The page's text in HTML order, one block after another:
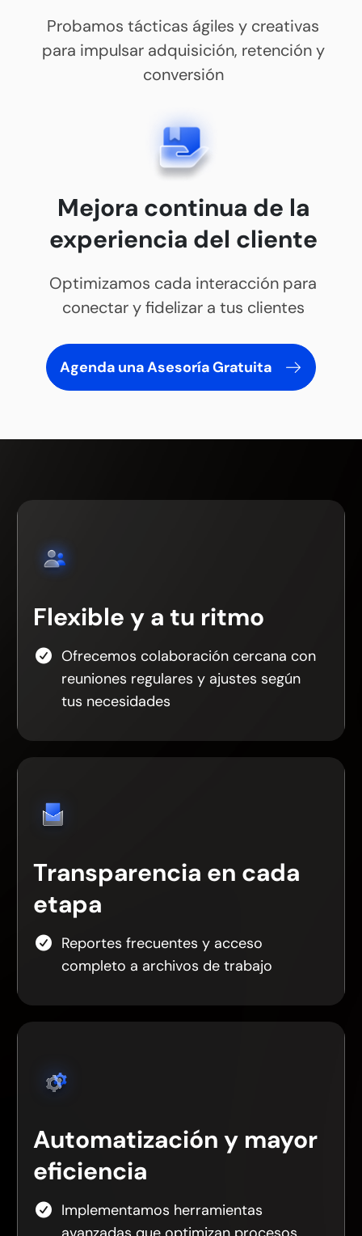
Probamos tácticas ágiles y creativas
para impulsar adquisición, retención y
conversión
Mejora continua de la
experiencia del cliente
Optimizamos cada interacción para
conectar y fidelizar a tus clientes
Agenda una Asesoría Gratuita
Flexible y a tu ritmo
Ofrecemos colaboración cercana con
reuniones regulares y ajustes según
tus necesidades
Transparencia en cada
etapa
Reportes frecuentes y acceso
completo a archivos de trabajo
Automatización y mayor
eficiencia
Implementamos herramientas